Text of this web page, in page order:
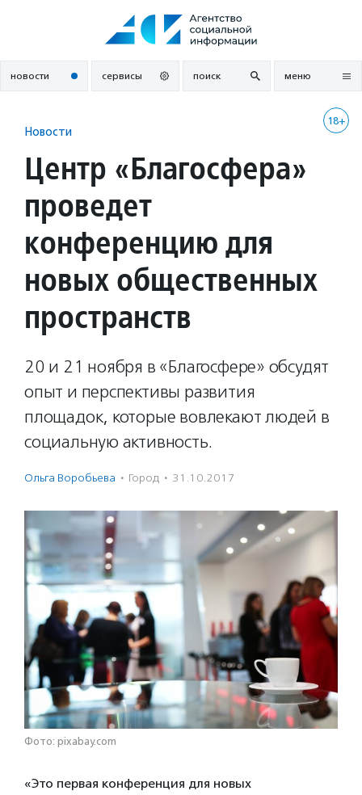
новости сервисы поиск меню
18+
Новости
Центр «Благосфера»
проведет
конференцию для
новых общественных
пространств
20 и 21 ноября в «Благосфере» обсудят
опыт и перспективы развития
площадок, которые вовлекают людей в
социальную активность.
Ольга Воробьева · Город · 31.10.2017
Фото: pixabay.com
«Это первая конференция для новых